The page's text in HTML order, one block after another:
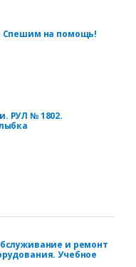
Спешим на помощь!
РУЛ № 1802.
и ремонт
Учебное